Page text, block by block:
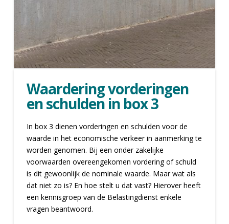
Waardering vorderingen
en schulden in box 3
In box 3 dienen vorderingen en schulden voor de
waarde in het economische verkeer in aanmerking te
worden genomen. Bij een onder zakelijke
voorwaarden overeengekomen vordering of schuld
is dit gewoonlijk de nominale waarde. Maar wat als
dat niet zo is? En hoe stelt u dat vast? Hierover heeft
een kennisgroep van de Belastingdienst enkele
vragen beantwoord.